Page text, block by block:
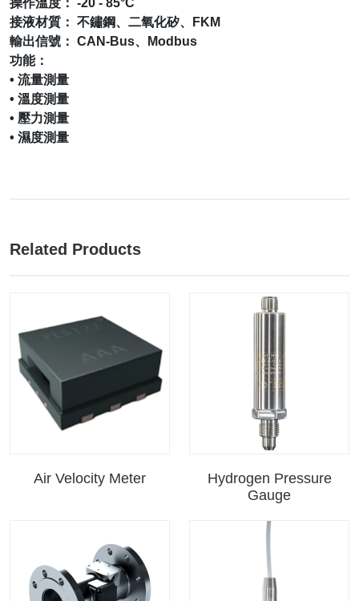
操作溫度： -20 - 85°C
接液材質： 不鏽鋼、二氧化矽、FKM
輸出信號： CAN-Bus、Modbus
功能：
• 流量測量
• 溫度測量
• 壓力測量
• 濕度測量
Related Products
Air Velocity Meter
Hydrogen Pressure
Gauge